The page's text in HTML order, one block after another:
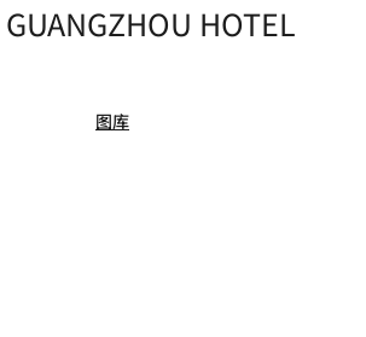
HOTEL
图库